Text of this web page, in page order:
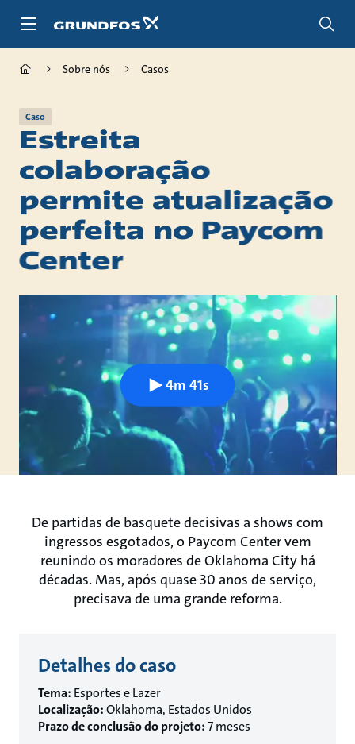
para
Sobre nós Casos
Caso
Estreita
colaboração
permite atualização
perfeita no Paycom
Center
4m 41s
De partidas de basquete decisivas a shows com
ingressos esgotados, o Paycom Center vem
reunindo os moradores de Oklahoma City há
décadas. Mas, após quase 30 anos de serviço,
precisava de uma grande reforma.
Detalhes do caso
Tema: Esportes e Lazer
Localização:Oklahoma, Estados Unidos
Prazo de conclusão do projeto:7 meses